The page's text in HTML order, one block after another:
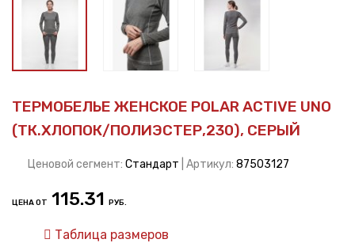
ТЕРМОБЕЛЬЕ ЖЕНСКОЕ POLAR ACTIVE UNO
(ТК.ХЛОПОК/ПОЛИЭСТЕР,230), СЕРЫЙ
Ценовой сегмент: Стандарт | Артикул: 87503127
ЦЕНА ОТ 115.31 РУБ.
Таблица размеров